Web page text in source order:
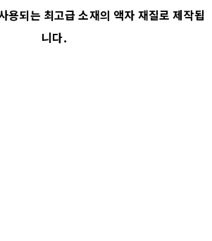
용되는 최고급 소재의 액자 재질로 제작됩
니다.